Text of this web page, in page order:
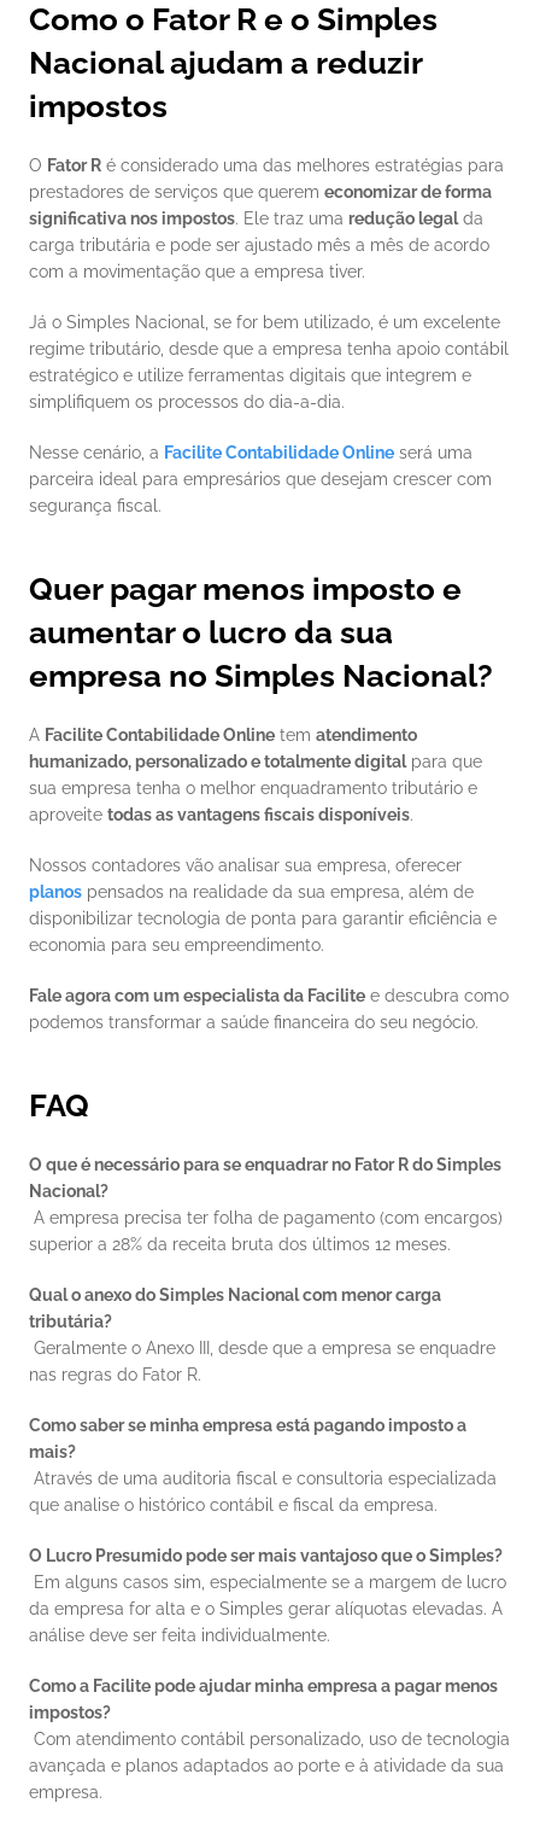
Como o Fator R e o Simples
Nacional ajudam a reduzir
impostos
O Fator R é considerado uma das melhores estratégias para
prestadores de serviços que querem economizar de forma
significativa nos impostos. Ele traz uma redução legal da
carga tributária e pode ser ajustado mês a mês de acordo
com a movimentação que a empresa tiver.
Já o Simples Nacional, se for bem utilizado, é um excelente
regime tributário, desde que a empresa tenha apoio contábil
estratégico e utilize ferramentas digitais que integrem e
simplifiquem os processos do dia-a-dia.
Nesse cenário, a Facilite Contabilidade Online será uma
parceira ideal para empresários que desejam crescer com
segurança fiscal.
Quer pagar menos imposto e
aumentar o lucro da sua
empresa no Simples Nacional?
A Facilite Contabilidade Online tem atendimento
humanizado, personalizado e totalmente digital para que
sua empresa tenha o melhor enquadramento tributário e
aproveite todas as vantagens fiscais disponíveis.
planos pensados na realidade da sua empresa, além de
disponibilizar tecnologia de ponta para garantir eficiência e
economia para seu empreendimento.
Fale agora com um especialista da Facilite e descubra como
podemos transformar a saúde financeira do seu negócio.
FAQ
O que é necessário para se enquadrar no Fator R do Simples
Nacional?
superior a 28% da receita bruta dos últimos 12 meses.
Qual o anexo do Simples Nacional com menor carga
tributária?
nas regras do Fator R.
Como saber se minha empresa está pagando imposto a
mais?
que analise o histórico contábil e fiscal da empresa.
O Lucro Presumido pode ser mais vantajoso que o Simples?
da empresa for alta e o Simples gerar alíquotas elevadas. A
análise deve ser feita individualmente.
Como a Facilite pode ajudar minha empresa a pagar menos
impostos?
avançada e planos adaptados ao porte e à atividade da sua
empresa.